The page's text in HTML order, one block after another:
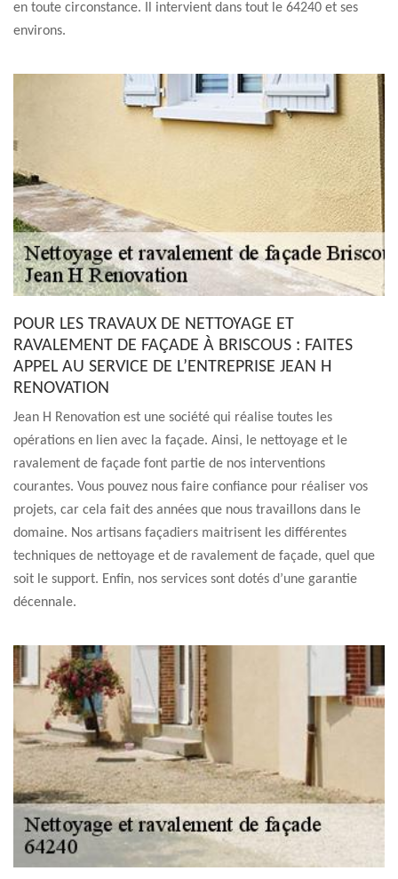
en toute circonstance. Il intervient dans tout le 64240 et ses
environs.
POUR LES TRAVAUX DE NETTOYAGE ET
RAVALEMENT DE FAÇADE À BRISCOUS : FAITES
APPEL AU SERVICE DE L’ENTREPRISE JEAN H
RENOVATION
Jean H Renovation est une société qui réalise toutes les
opérations en lien avec la façade. Ainsi, le nettoyage et le
ravalement de façade font partie de nos interventions
courantes. Vous pouvez nous faire confiance pour réaliser vos
projets, car cela fait des années que nous travaillons dans le
domaine. Nos artisans façadiers maitrisent les différentes
techniques de nettoyage et de ravalement de façade, quel que
soit le support. Enfin, nos services sont dotés d’une garantie
décennale.